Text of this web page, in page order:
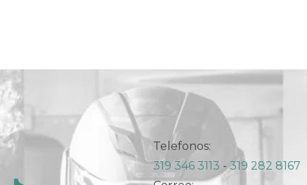
Telefonos:
319 346 3113 -319 282 8167